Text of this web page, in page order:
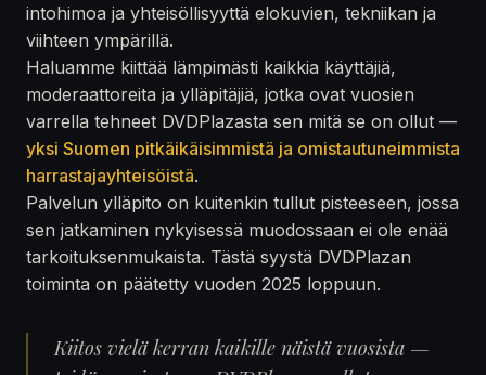
intohimoa ja yhteisöllisyyttä elokuvien, tekniikan ja
viihteen ympärillä.
Haluamme kiittää lämpimästi kaikkia käyttäjiä,
moderaattoreita ja ylläpitäjiä, jotka ovat vuosien
varrella tehneet DVDPlazasta sen mitä se on ollut —
yksi Suomen pitkäikäisimmistä ja omistautuneimmista
harrastajayhteisöistä.
Palvelun ylläpito on kuitenkin tullut pisteeseen, jossa
sen jatkaminen nykyisessä muodossaan ei ole enää
tarkoituksenmukaista. Tästä syystä DVDPlazan
toiminta on päätetty vuoden 2025 loppuun.
Kiitos vielä kerran kaikille näistä vuosista —